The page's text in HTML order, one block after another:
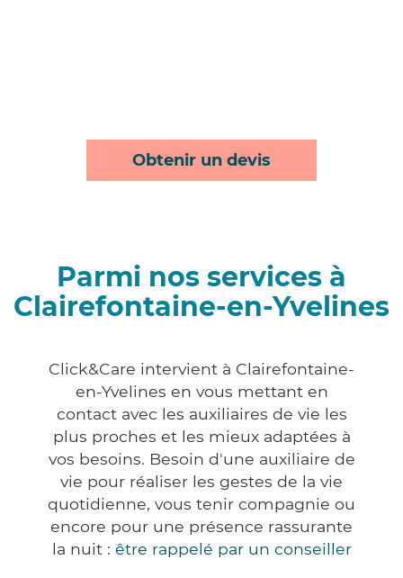
Obtenir un devis
Parmi nos services à
Clairefontaine-en-Yvelines
Click&Care intervient à Clairefontaine-
en-Yvelines en vous mettant en
contact avec les auxiliaires de vie les
plus proches et les mieux adaptées à
vos besoins. Besoin d'une auxiliaire de
vie pour réaliser les gestes de la vie
quotidienne, vous tenir compagnie ou
encore pour une présence rassurante
la nuit : être rappelé par un conseiller